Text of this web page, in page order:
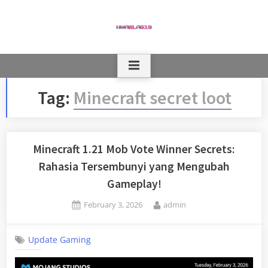
Tag: Minecraft secret loot
Minecraft 1.21 Mob Vote Winner Secrets:
Rahasia Tersembunyi yang Mengubah
Gameplay!
Posted
February 3, 2026 By
admin
Update Gaming